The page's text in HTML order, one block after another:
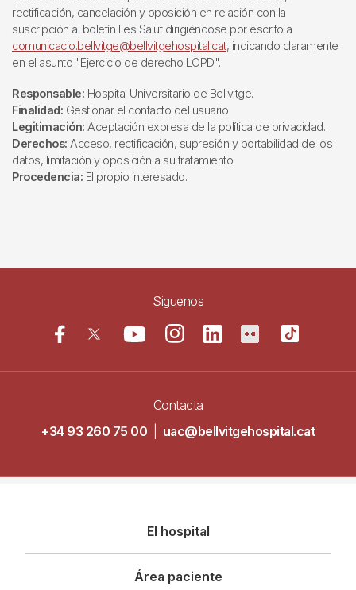
rectificación, cancelación y oposición en relación con la
suscripción al boletín Fes Salut dirigiéndose por escrito a
comunicacio.bellvitge@bellvitgehospital.cat, indicando claramente
en el asunto "Ejercicio de derecho LOPD".
Responsable: Hospital Universitario de Bellvitge.
Finalidad: Gestionar el contacto del usuario
Legitimación: Aceptación expresa de la política de privacidad.
Derechos: Acceso, rectificación, supresión y portabilidad de los
datos, limitación y oposición a su tratamiento.
Procedencia: El propio interesado.
Siguenos
Contacta
+34 93 260 75 00
uac@bellvitgehospital.cat
principal
El hospital
Área paciente